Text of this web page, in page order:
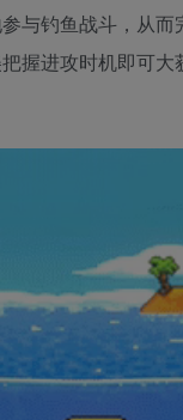
与钓鱼战斗，从
握进攻时机即可